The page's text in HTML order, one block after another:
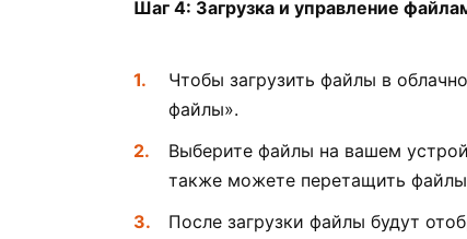
Шаг 4: Загрузка и управление
Чтобы загрузить файлы в
файлы».
Выберите файлы на вашем
также можете перетащить файлы
После загрузки файлы будут